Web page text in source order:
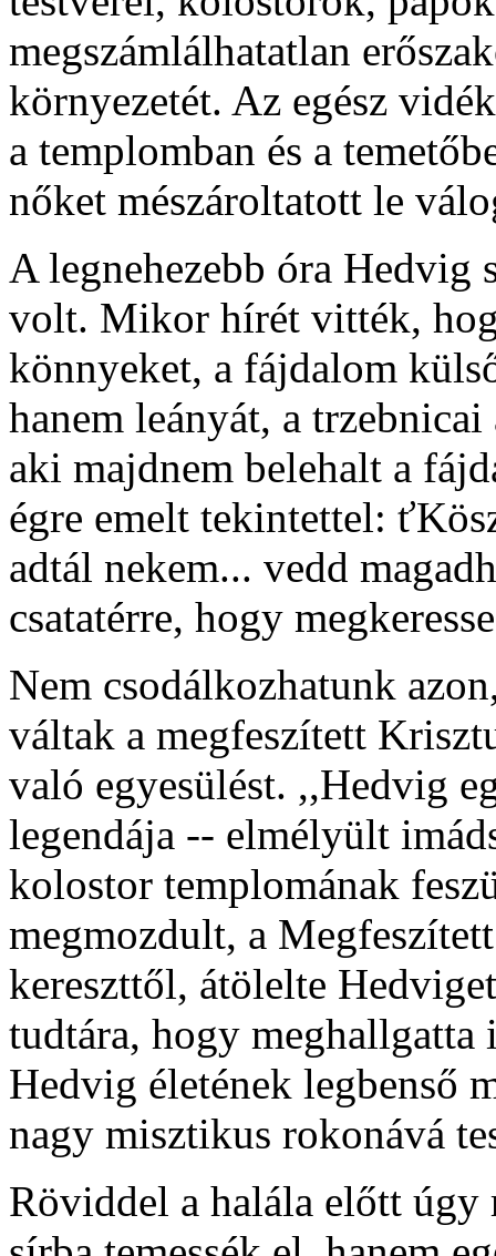
megszámlálhatatlan
környezetét. Az egész
a templomban és a
nőket mészároltatott le
A legnehezebb óra Hedvig
volt. Mikor hírét vitték,
könnyeket, a fájdalom
hanem leányát, a
aki majdnem belehalt a
égre emelt tekintettel:
adtál nekem... vedd
csatatérre, hogy
Nem csodálkozhatunk
váltak a megfeszített
való egyesülést. ,,Hedvig
legendája -- elmélyült
kolostor templomának
megmozdult, a
kereszttől, átölelte
tudtára, hogy meghallgatta
Hedvig életének legbenső
nagy misztikus rokonává
Röviddel a halála előtt